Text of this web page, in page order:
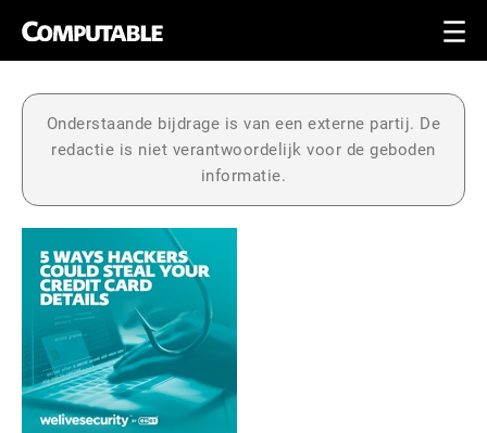
Onderstaande bijdrage is van een externe partij. De
redactie is niet verantwoordelijk voor de geboden
informatie.